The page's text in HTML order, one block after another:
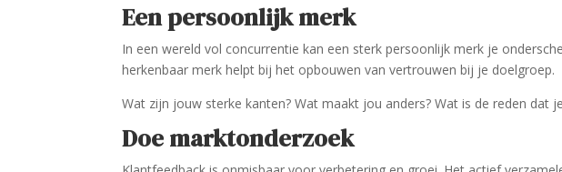
Een persoonlijk merk
In een wereld vol concurrentie kan een sterk persoonlijk merk je
herkenbaar merk helpt bij het opbouwen van vertrouwen bij je doelgroep.
Wat zijn jouw sterke kanten? Wat maakt jou anders? Wat is de reden dat
Doe marktonderzoek